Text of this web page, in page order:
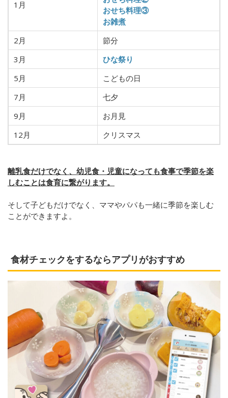
1月
おせち料理③
お雑煮
2月
節分
3月
ひな祭り
5月
こどもの日
7月
七夕
9月
お月見
12月
クリスマス
離乳食だけでなく、幼児食・児童になっても食事で季節を楽
しむことは食育に繋がります。
そして子どもだけでなく、ママやパパも一緒に季節を楽しむ
ことができますよ。
食材チェックをするならアプリがおすすめ